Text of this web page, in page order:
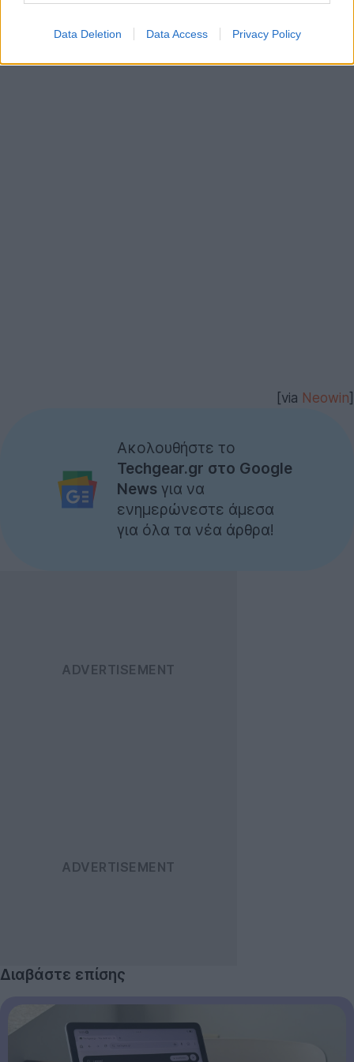
Data Deletion Data Access Privacy Policy
[via Neowin]
Ακολουθήστε το
Techgear.gr στο Google
News για να
ενημερώνεστε άμεσα
για όλα τα νέα άρθρα!
Διαβάστε επίσης